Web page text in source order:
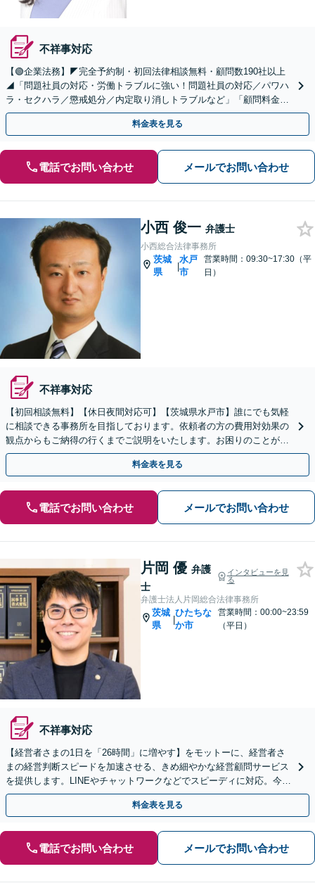
不祥事対応
【🟢企業法務】◤完全予約制・初回法律相談無料・顧問数190社以上
◢「問題社員の対応・労働トラブルに強い！問題社員の対応／パワハ
ラ・セクハラ／懲戒処分／内定取り消しトラブルなど」「顧問料金も
わかりやすいプランご用意しております。」
料金表を見る
電話でお問い合わせ メールでお問い合わせ
小西 俊一 弁護士
小西総合法律事務所
茨城
県
|
水戸
市
営業時間：09:30~17:30（平
日）
不祥事対応
【初回相談無料】【休日夜間対応可】【茨城県水戸市】誰にでも気軽
に相談できる事務所を目指しております。依頼者の方の費用対効果の
観点からもご納得の行くまでご説明をいたします。お困りのことがご
ざいましたらお気軽にご相談ください。
料金表を見る
電話でお問い合わせ メールでお問い合わせ
片岡 優 弁護
士
インタビューを見
る
弁護士法人片岡総合法律事務所
茨城
県
|
ひたちな
か市
営業時間：00:00~23:59
（平日）
不祥事対応
【経営者さまの1日を「26時間」に増やす】をモットーに、経営者さ
まの経営判断スピードを加速させる、きめ細やかな経営顧問サービス
を提供します。LINEやチャットワークなどでスピーディに対応。今後
問題となりそうな経営課題までご相談を承ります
料金表を見る
電話でお問い合わせ メールでお問い合わせ